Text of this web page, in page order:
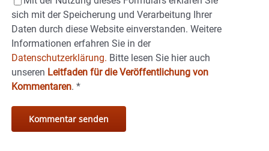
sich mit der Speicherung und Verarbeitung Ihrer
Daten durch diese Website einverstanden. Weitere
Informationen erfahren Sie in der
Datenschutzerklärung. Bitte lesen Sie hier auch
unseren Leitfaden für die Veröffentlichung von
Kommentaren. *